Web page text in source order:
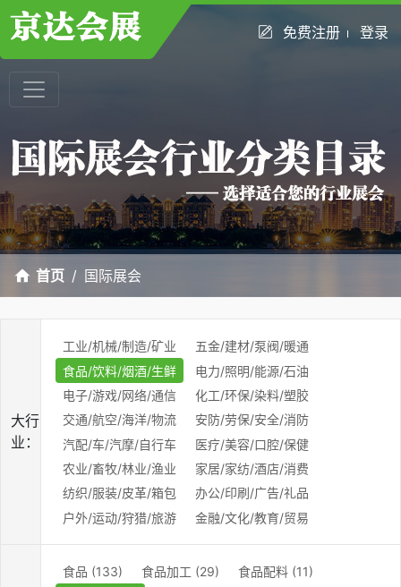
免费注册 登录
首页 国际展会
大行
业：
工业/机械/制造/矿业
五金/建材/泵阀/暖通
食品/饮料/烟酒/生鲜
电力/照明/能源/石油
电子/游戏/网络/通信
化工/环保/染料/塑胶
交通/航空/海洋/物流
安防/劳保/安全/消防
汽配/车/汽摩/自行车
医疗/美容/口腔/保健
农业/畜牧/林业/渔业
家居/家纺/酒店/消费
纺织/服装/皮革/箱包
办公/印刷/广告/礼品
户外/运动/狩猎/旅游
金融/文化/教育/贸易
食品 (133) 食品加工 (29)
食品配料 (11)